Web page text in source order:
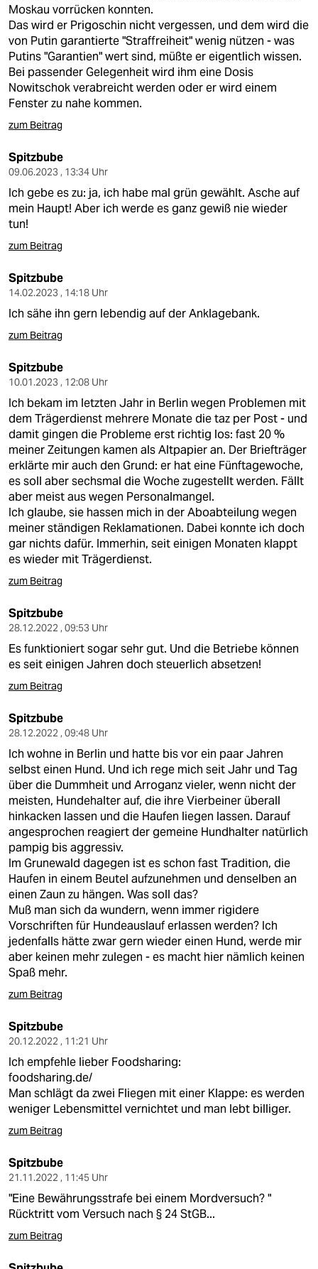
Moskau vorrücken konnten.
Das wird er Prigoschin nicht vergessen, und dem wird die
von Putin garantierte "Straffreiheit" wenig nützen - was
Putins "Garantien" wert sind, müßte er eigentlich wissen.
Bei passender Gelegenheit wird ihm eine Dosis
Nowitschok verabreicht werden oder er wird einem
Fenster zu nahe kommen.
zum Beitrag
Spitzbube
09.06.2023 , 13:34 Uhr
Ich gebe es zu: ja, ich habe mal grün gewählt. Asche auf
mein Haupt! Aber ich werde es ganz gewiß nie wieder
tun!
zum Beitrag
Spitzbube
14.02.2023 , 14:18 Uhr
Ich sähe ihn gern lebendig auf der Anklagebank.
zum Beitrag
Spitzbube
10.01.2023 , 12:08 Uhr
Ich bekam im letzten Jahr in Berlin wegen Problemen mit
dem Trägerdienst mehrere Monate die taz per Post - und
damit gingen die Probleme erst richtig los: fast 20 %
meiner Zeitungen kamen als Altpapier an. Der Briefträger
erklärte mir auch den Grund: er hat eine Fünftagewoche,
es soll aber sechsmal die Woche zugestellt werden. Fällt
aber meist aus wegen Personalmangel.
Ich glaube, sie hassen mich in der Aboabteilung wegen
meiner ständigen Reklamationen. Dabei konnte ich doch
gar nichts dafür. Immerhin, seit einigen Monaten klappt
es wieder mit Trägerdienst.
zum Beitrag
Spitzbube
28.12.2022 , 09:53 Uhr
Es funktioniert sogar sehr gut. Und die Betriebe können
es seit einigen Jahren doch steuerlich absetzen!
zum Beitrag
Spitzbube
28.12.2022 , 09:48 Uhr
Ich wohne in Berlin und hatte bis vor ein paar Jahren
selbst einen Hund. Und ich rege mich seit Jahr und Tag
über die Dummheit und Arroganz vieler, wenn nicht der
meisten, Hundehalter auf, die ihre Vierbeiner überall
hinkacken lassen und die Haufen liegen lassen. Darauf
angesprochen reagiert der gemeine Hundhalter natürlich
pampig bis aggressiv.
Im Grunewald dagegen ist es schon fast Tradition, die
Haufen in einem Beutel aufzunehmen und denselben an
einen Zaun zu hängen. Was soll das?
Muß man sich da wundern, wenn immer rigidere
Vorschriften für Hundeauslauf erlassen werden? Ich
jedenfalls hätte zwar gern wieder einen Hund, werde mir
aber keinen mehr zulegen - es macht hier nämlich keinen
Spaß mehr.
zum Beitrag
Spitzbube
20.12.2022 , 11:21 Uhr
Ich empfehle lieber Foodsharing:
foodsharing.de/
Man schlägt da zwei Fliegen mit einer Klappe: es werden
weniger Lebensmittel vernichtet und man lebt billiger.
zum Beitrag
Spitzbube
21.11.2022 , 11:45 Uhr
"Eine Bewährungsstrafe bei einem Mordversuch? "
Rücktritt vom Versuch nach § 24 StGB...
zum Beitrag